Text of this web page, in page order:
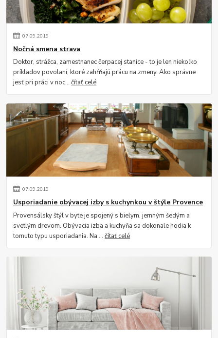
07.09.2019
Nočná smena strava
Doktor, strážca, zamestnanec čerpacej stanice - to je len niekoľko
príkladov povolaní, ktoré zahŕňajú prácu na zmeny. Ako správne
jesť pri práci v noc...čítať celé
07.09.2019
Usporiadanie obývacej izby s kuchynkou v štýle Provence
Provensálsky štýl v byte je spojený s bielym, jemným šedým a
svetlým drevom. Obývacia izba a kuchyňa sa dokonale hodia k
tomuto typu usporiadania. Na ...čítať celé